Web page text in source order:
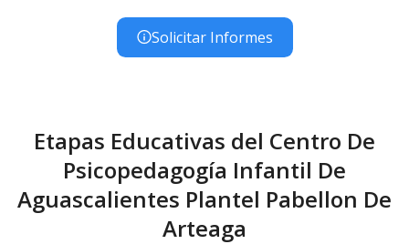
Solicitar Informes
Etapas Educativas del Centro De
Psicopedagogía Infantil De
Aguascalientes Plantel Pabellon De
Arteaga